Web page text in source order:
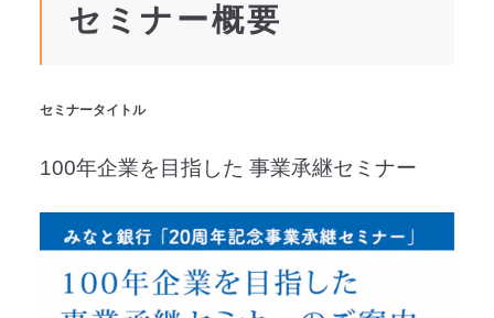
セミナー概要
セミナータイトル
100年企業を目指した 事業承継セミナー